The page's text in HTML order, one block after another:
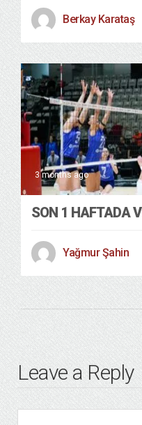
Berkay Karataş
3 months ago
SON 1 HAFTADA
Yağmur Şahin
Leave a Reply